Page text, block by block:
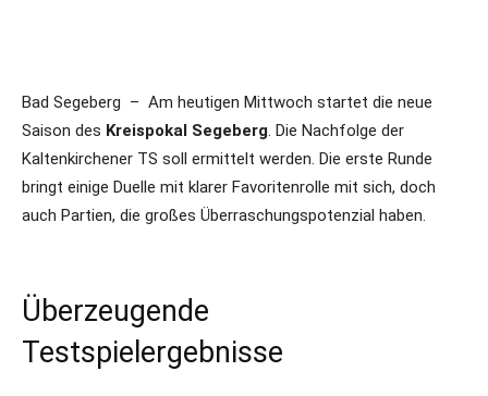
Bad Segeberg – Am heutigen Mittwoch startet die neue
Saison des Kreispokal Segeberg. Die Nachfolge der
Kaltenkirchener TS soll ermittelt werden. Die erste Runde
bringt einige Duelle mit klarer Favoritenrolle mit sich, doch
auch Partien, die großes Überraschungspotenzial haben.
Überzeugende
Testspielergebnisse